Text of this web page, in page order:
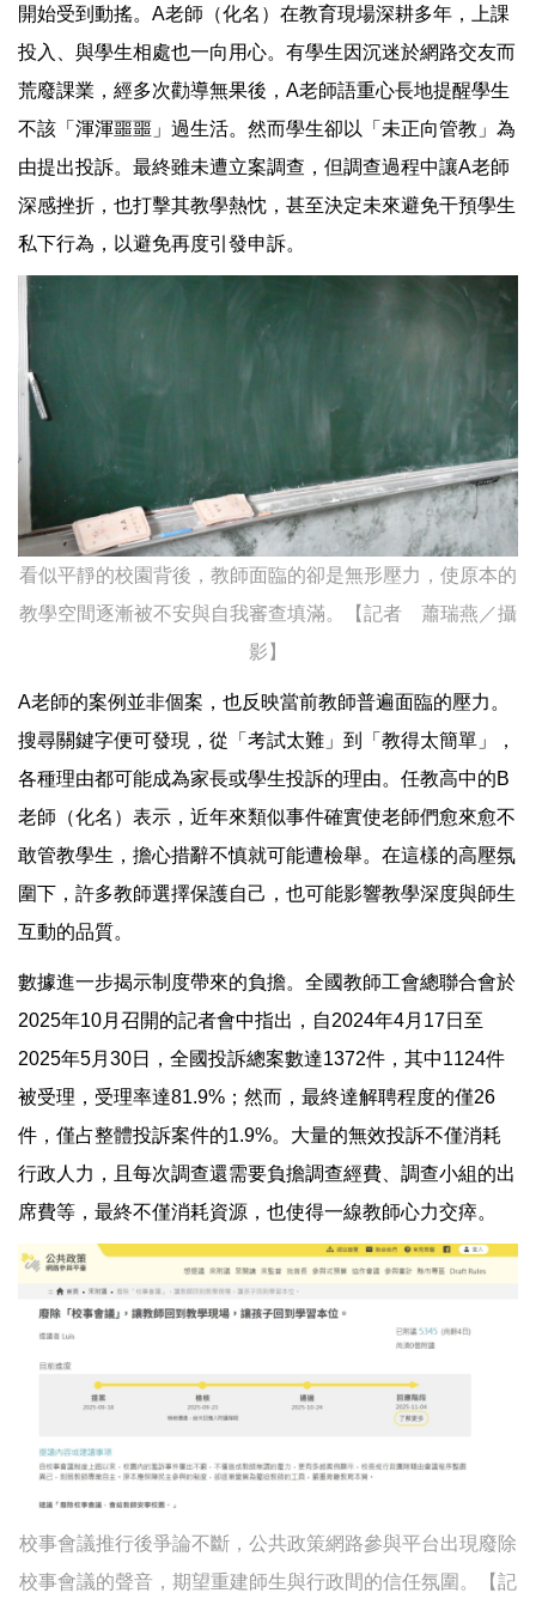
開始受到動搖。A老師（化名）在教育現場深耕多年，上課
投入、與學生相處也一向用心。有學生因沉迷於網路交友而
荒廢課業，經多次勸導無果後，A老師語重心長地提醒學生
不該「渾渾噩噩」過生活。然而學生卻以「未正向管教」為
由提出投訴。最終雖未遭立案調查，但調查過程中讓A老師
深感挫折，也打擊其教學熱忱，甚至決定未來避免干預學生
私下行為，以避免再度引發申訴。
看似平靜的校園背後，教師面臨的卻是無形壓力，使原本的
教學空間逐漸被不安與自我審查填滿。【記者 蕭瑞燕／攝
影】
A老師的案例並非個案，也反映當前教師普遍面臨的壓力。
搜尋關鍵字便可發現，從「考試太難」到「教得太簡單」，
各種理由都可能成為家長或學生投訴的理由。任教高中的B
老師（化名）表示，近年來類似事件確實使老師們愈來愈不
敢管教學生，擔心措辭不慎就可能遭檢舉。在這樣的高壓氛
圍下，許多教師選擇保護自己，也可能影響教學深度與師生
互動的品質。
數據進一步揭示制度帶來的負擔。全國教師工會總聯合會於
2025年10月召開的記者會中指出，自2024年4月17日至
2025年5月30日，全國投訴總案數達1372件，其中1124件
被受理，受理率達81.9%；然而，最終達解聘程度的僅26
件，僅占整體投訴案件的1.9%。大量的無效投訴不僅消耗
行政人力，且每次調查還需要負擔調查經費、調查小組的出
席費等，最終不僅消耗資源，也使得一線教師心力交瘁。
校事會議推行後爭論不斷，公共政策網路參與平台出現廢除
校事會議的聲音，期望重建師生與行政間的信任氛圍。【記